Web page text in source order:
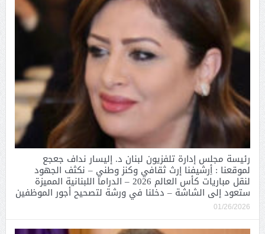
رئيسة مجلس إدارة تلفزيون لبنان د. إليسار نداف جعجع
لموقعنا : أِرشيفنا إرث ثقافي وكنز وطني – نكثف الجهود
لنقل مباريات كأس العالم 2026 – الدراما اللبنانية المميزة
ستعود إلى الشاشة – دخلنا في ورشة لتصحيح أجور الموظفين
01/26/2026